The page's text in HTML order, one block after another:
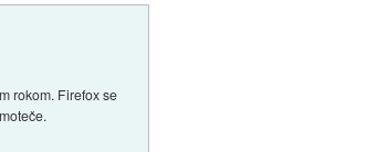
rokom. Firefox se